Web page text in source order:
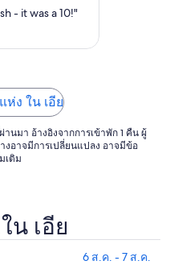
ถึง
- it was a 10!"
ง ใน เอีย
มา อ้างอิงจากการเข้าพัก 1 คืน ผู้
อาจมีการเปลี่ยนแปลง อาจมีข้อ
เติม
น เอีย
6 ส.ค. - 7 ส.ค.